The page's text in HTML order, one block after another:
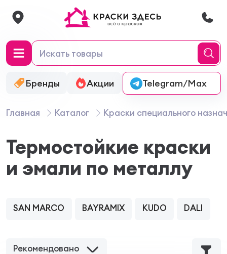
Бренды Акции Онлайн-колеровка
Telegram/Max
Главная Каталог Краски специального
Термостойкие краски
и эмали по металлу
Рекомендовано
SAN MARCO BAYRAMIX KUDO DALI